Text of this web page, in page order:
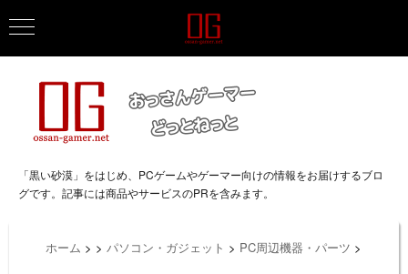
「黒い砂漠」をはじめ、PCゲームやゲーマー向けの情報をお届けするブロ
グです。記事には商品やサービスのPRを含みます。
ホーム > > パソコン・ガジェット > PC周辺機器・パーツ >